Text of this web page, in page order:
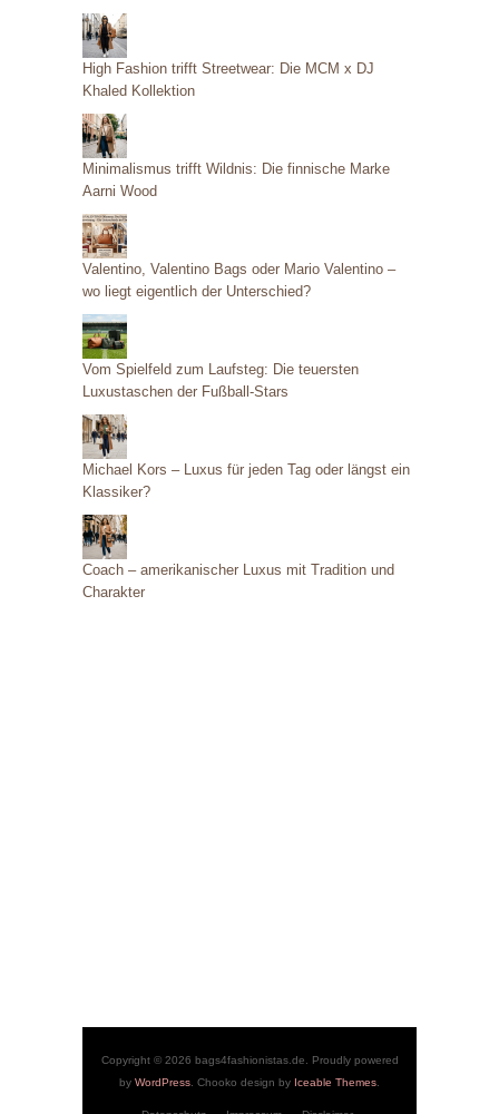
High Fashion trifft Streetwear: Die MCM x DJ
Khaled Kollektion
Minimalismus trifft Wildnis: Die finnische Marke
Aarni Wood
Valentino, Valentino Bags oder Mario Valentino –
wo liegt eigentlich der Unterschied?
Vom Spielfeld zum Laufsteg: Die teuersten
Luxustaschen der Fußball-Stars
Michael Kors – Luxus für jeden Tag oder längst ein
Klassiker?
Coach – amerikanischer Luxus mit Tradition und
Charakter
Copyright © 2026 bags4fashionistas.de. Proudly powered
by WordPress . Chooko design by Iceable Themes